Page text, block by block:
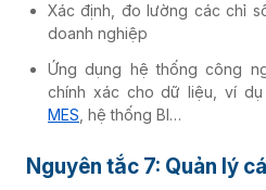
Xác định, đo lường các chỉ
doanh nghiệp
Ứng dụng hệ thống công
chính xác cho dữ liệu, ví dụ
MES , hệ thống BI…
Nguyên tắc 7: Quản lý